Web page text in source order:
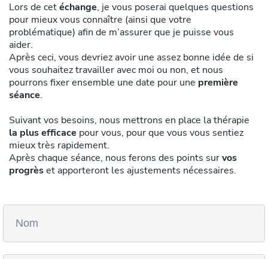
Lors de cetéchange, je vous poserai quelques questions
pour mieux vous connaître (ainsi que votre
problématique) afin de m’assurer que je puisse vous
aider.
Après ceci, vous devriez avoir une assez bonne idée de si
vous souhaitez travailler avec moi ou non, et nous
pourrons fixer ensemble une date pour une première
séance.
Suivant vos besoins, nous mettrons en place la thérapie
la plus efficace pour vous, pour que vous vous sentiez
mieux très rapidement.
Après chaque séance, nous ferons des points survos
progrèset apporteront les ajustements nécessaires.